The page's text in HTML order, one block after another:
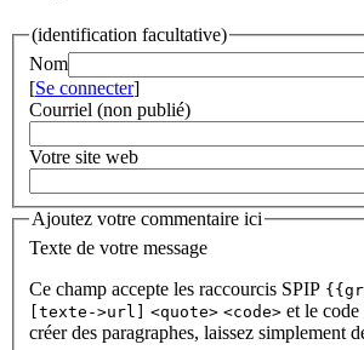
(identification facultative)
Nom
[Se connecter]
Courriel (non publié)
Votre site web
Ajoutez votre commentaire ici
Texte de votre message
Ce champ accepte les raccourcis SPIP
[texte->url] <quote> <code> et le
créer des paragraphes, laissez simplement